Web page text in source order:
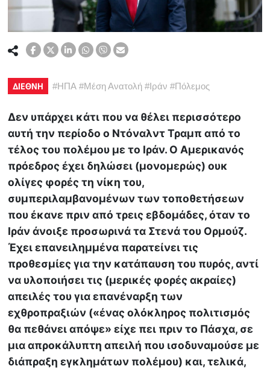
ΔΙΕΘΝΗ #ΗΠΑ #Μέση Ανατολή #Ιράν #Πόλεμος
Δεν υπάρχει κάτι που να θέλει περισσότερο
αυτή την περίοδο ο Ντόναλντ Τραμπ από το
τέλος του πολέμου με το Ιράν. Ο Αμερικανός
πρόεδρος έχει δηλώσει (μονομερώς) ουκ
ολίγες φορές τη νίκη του,
συμπεριλαμβανομένων των τοποθετήσεων
που έκανε πριν από τρεις εβδομάδες, όταν το
Ιράν άνοιξε προσωρινά τα Στενά του Ορμούζ.
Έχει επανειλημμένα παρατείνει τις
προθεσμίες για την κατάπαυση του πυρός, αντί
να υλοποιήσει τις (μερικές φορές ακραίες)
απειλές του για επανέναρξη των
εχθροπραξιών («ένας ολόκληρος πολιτισμός
θα πεθάνει απόψε» είχε πει πριν το Πάσχα, σε
μια απροκάλυπτη απειλή που ισοδυναμούσε με
διάπραξη εγκλημάτων πολέμου) και, τελικά,